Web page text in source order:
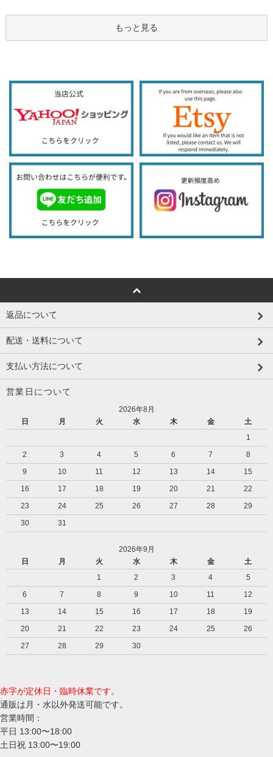
もっと見る
返品について
配送・送料について
支払い方法について
営業日について
2026年8月
日
月 火 水 木 金
土
1
2
3 4 5 6 7
8
9
10 11 12 13 14
15
16
17 18 19 20 21
22
23
24 25 26 27 28
29
30
31
2026年9月
日
月 火 水 木 金
土
1
2 3 4
5
6
7 8 9 10 11
12
13
14 15 16 17 18
19
20
21 22 23 24 25
26
27
28 29 30
赤字が定休日・臨時休業です。
通販は月・水以外発送可能です。
営業時間：
平日 13:00〜18:00
土日祝 13:00〜19:00